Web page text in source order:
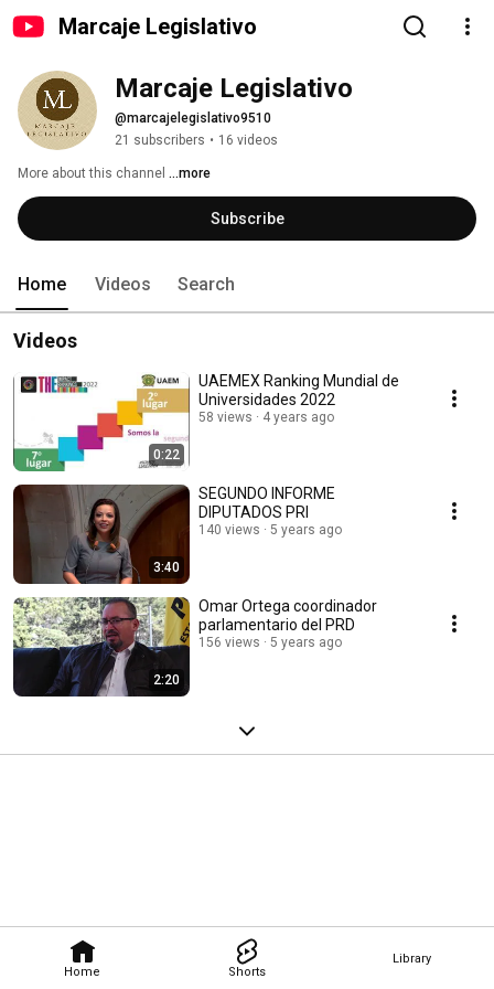
Marcaje Legislativo
Home Shorts
Library
Marcaje Legislativo
@marcajelegislativo9510
21 subscribers • 16 videos
More about this channel ...more
Subscribe
Home Videos Search
Videos
0:22
UAEMEX Ranking Mundial de
Universidades 2022
58 views 4 years ago
3:40
SEGUNDO INFORME
DIPUTADOS PRI
140 views 5 years ago
2:20
Omar Ortega coordinador
parlamentario del PRD
156 views 5 years ago